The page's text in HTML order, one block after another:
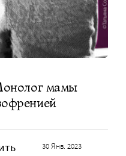
мамы
30 Янв. 2023